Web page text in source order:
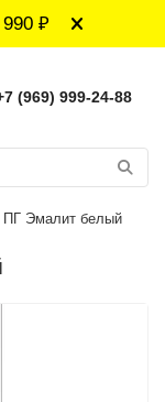
₽
(969) 999-24-88
ПГ Эмaлит белый